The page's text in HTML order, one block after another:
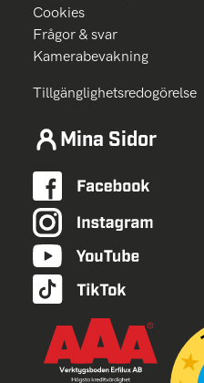
Cookies
Frågor & svar
Kamerabevakning
Tillgänglighetsredogörelse
Mina Sidor